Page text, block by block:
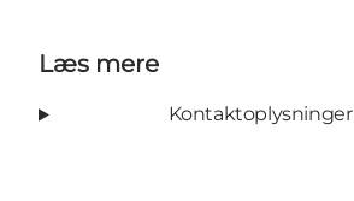
Læs mere
Kontaktoplysninger